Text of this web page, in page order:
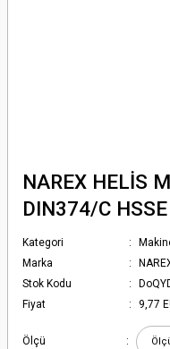
NAREX HELİS
DIN374/C
Kategori
Marka
Stok Kodu
Fiyat
9,77
Ölçü